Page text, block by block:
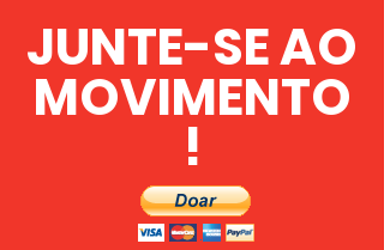
JUNTE-SE AO
MOVIMENTO
!